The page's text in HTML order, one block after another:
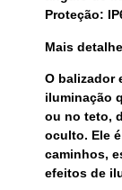
Proteção:
Mais
O balizador
iluminação
ou no teto,
oculto. Ele
caminhos,
efeitos de